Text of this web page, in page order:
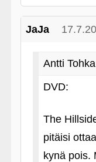
JaJa
Antti
DVD:
The
pitäisi
kynä pois.